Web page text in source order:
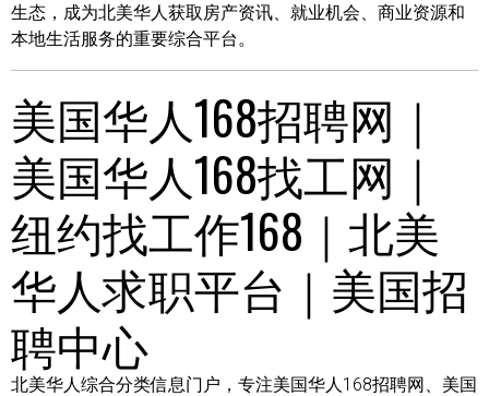
生态，成为北美华人获取房产资讯、就业机会、商业资源和
本地生活服务的重要综合平台。
美国华人168招聘网｜
美国华人168找工网｜
纽约找工作168｜北美
华人求职平台｜美国招
聘中心
北美华人综合分类信息门户，专注美国华人168招聘网、美国